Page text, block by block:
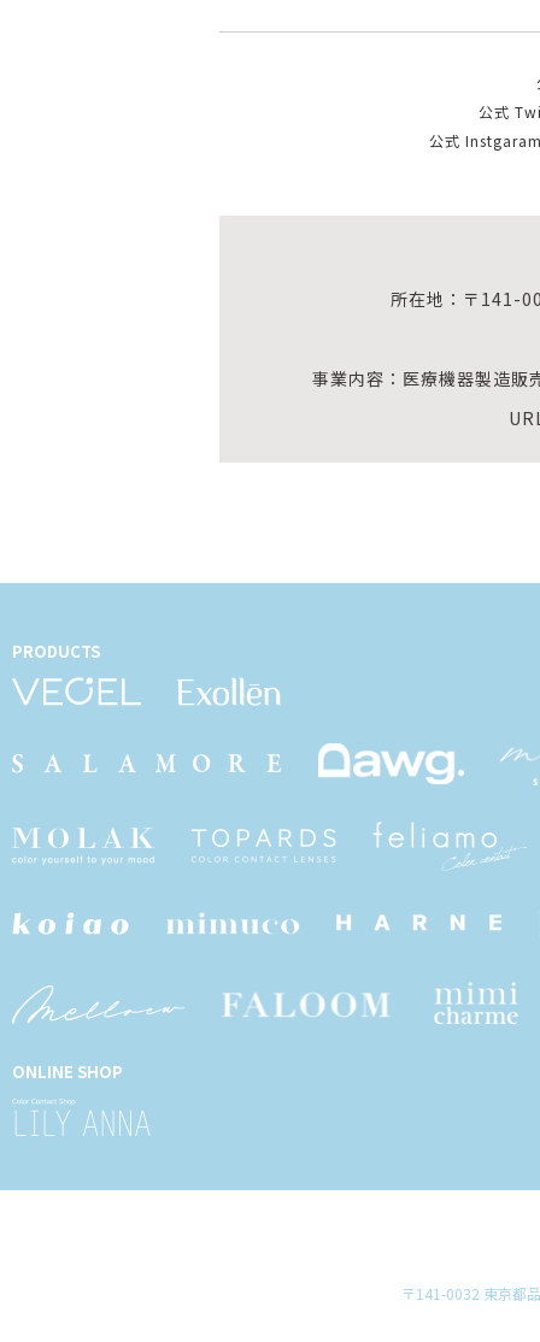
公式
公式
所在地：〒141-
事業内容：医療機器製造販
PRODUCTS
ONLINE SHOP
〒141-0032 東京都